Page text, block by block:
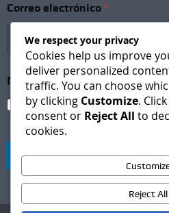
p
t
C
r
o
Correo electrónico *
Newsletter Subscription*
I agree to receive
Suscribirse
We respect your privacy
Cookies help us improve
deliver personalized
traffic. You can choose
by clicking Customize. Click
consent or Reject All to
cookies.
Reject All